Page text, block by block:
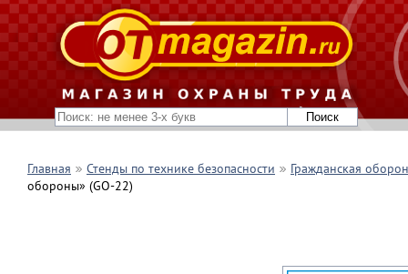
Главная Стенды по технике безопасности
Гражданская
обороны» (GO-22)